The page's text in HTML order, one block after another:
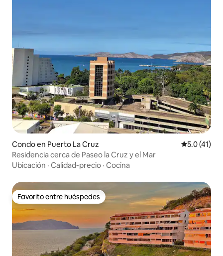
Condo en Puerto La Cruz Calificación
5.0 (41)
Residencia cerca de Paseo la Cruz y el Mar
Ubicación · Calidad-precio · Cocina
Favorito entre huéspedes
Favorito entre huéspedes